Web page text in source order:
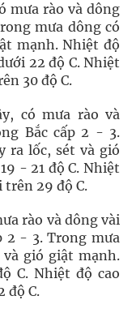
mưa rào và dông
mưa dông có
mạnh. Nhiệt độ
22 độ C. Nhiệt
30 độ C.
có mưa rào và
Bắc cấp 2 - 3.
ra lốc, sét và gió
- 21 độ C. Nhiệt
trên 29 độ C.
rào và dông vài
2 - 3. Trong mưa
gió giật mạnh.
C. Nhiệt độ cao
độ C.